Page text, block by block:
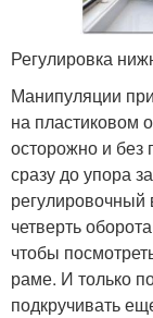
Регулировка
Манипуляции
на пластиковом
осторожно и без
сразу до упора
регулировочный
четверть
чтобы
раме. И только
подкручивать